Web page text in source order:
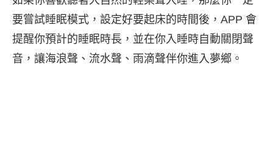
要嘗試睡眠模式，設定好要起床的時間後，APP 會
提醒你預計的睡眠時長，並在你入睡時自動關閉聲
音，讓海浪聲、流水聲、雨滴聲伴你進入夢鄉。